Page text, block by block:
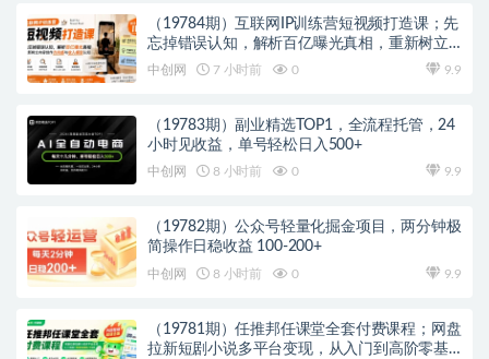
（19784期）互联网IP训练营短视频打造课；先
忘掉错误认知，解析百亿曝光真相，重新树立
内容创作方向感与收入模型认知
中创网 7 小时前 0 9.9
（19783期）副业精选TOP1，全流程托管，24
小时见收益，单号轻松日入500+
中创网 8 小时前 0 9.9
（19782期）公众号轻量化掘金项目，两分钟极
简操作日稳收益 100-200+
中创网 8 小时前 0 9.9
（19781期）任推邦任课堂全套付费课程；网盘
拉新短剧小说多平台变现，从入门到高阶零基